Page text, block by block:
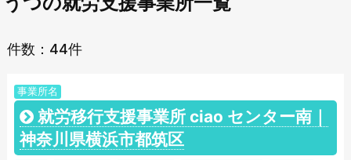
件数：44件
事業所名
就労移行支援事業所 ciao センター南｜
神奈川県横浜市都筑区